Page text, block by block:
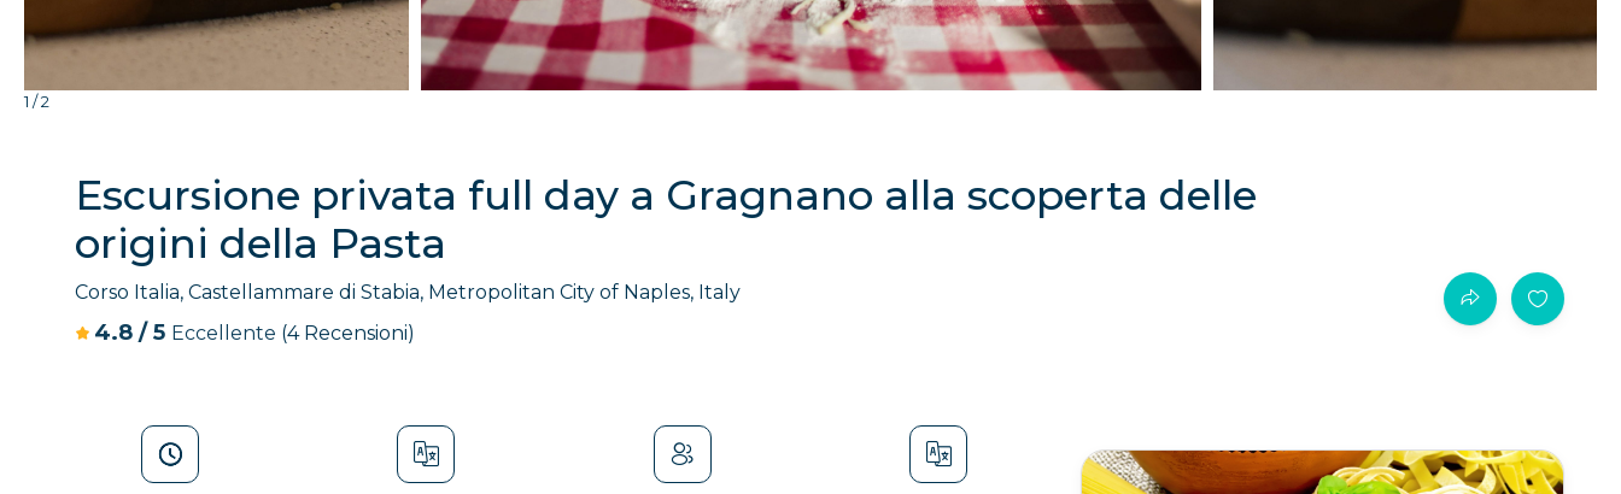
1 / 2
Escursione privata full day a Gragnano alla scoperta delle
origini della Pasta
Corso Italia, Castellammare di Stabia, Metropolitan City of Naples, Italy
4.8 /5 Eccellente (4 Recensioni)